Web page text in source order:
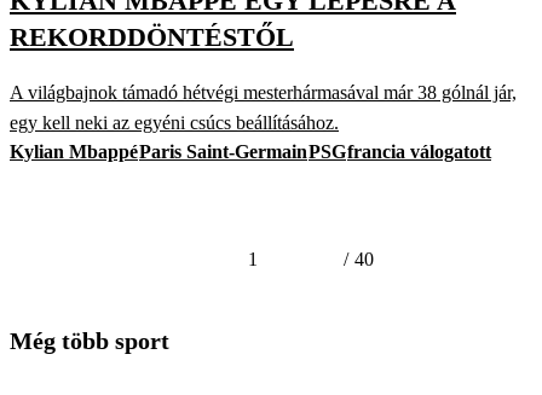
REKORDDÖNTÉSTŐL
A világbajnok támadó hétvégi mesterhármasával már 38 gólnál jár,
egy kell neki az egyéni csúcs beállításához.
Kylian MbappéParis Saint-GermainPSGfrancia válogatott
1 / 40
Még több sport